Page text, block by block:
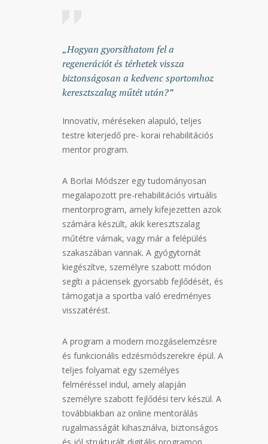
„Hogyan gyorsíthatom fel a
regenerációt és térhetek vissza
biztonságosan a kedvenc sportomhoz
keresztszalag műtét után?”
Innovatív, méréseken alapuló, teljes
testre kiterjedő pre- korai rehabilitációs
mentor program.
A Borlai Módszer egy tudományosan
megalapozott pre-rehabilitációs virtuális
mentorprogram, amely kifejezetten azok
számára készült, akik keresztszalag
műtétre várnak, vagy már a felépülés
szakaszában vannak. A gyógytornát
kiegészítve, személyre szabott módon
segíti a páciensek gyorsabb fejlődését, és
támogatja a sportba való eredményes
visszatérést.
A program a modern mozgáselemzésre
és funkcionális edzésmódszerekre épül. A
teljes folyamat egy személyes
felméréssel indul, amely alapján
személyre szabott fejlődési terv készül. A
továbbiakban az online mentorálás
rugalmasságát kihasználva, biztonságos